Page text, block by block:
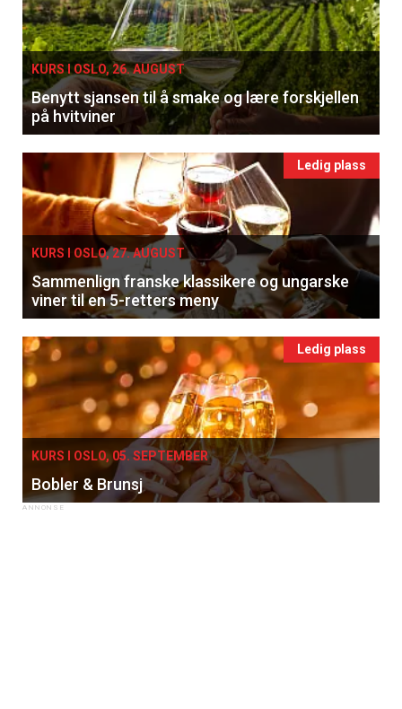
KURS I OSLO, 26. AUGUST
Benytt sjansen til å smake og lære forskjellen
på hvitviner
Ledig plass
KURS I OSLO, 27. AUGUST
Sammenlign franske klassikere og ungarske
viner til en 5-retters meny
Ledig plass
KURS I OSLO, 05. SEPTEMBER
Bobler & Brunsj